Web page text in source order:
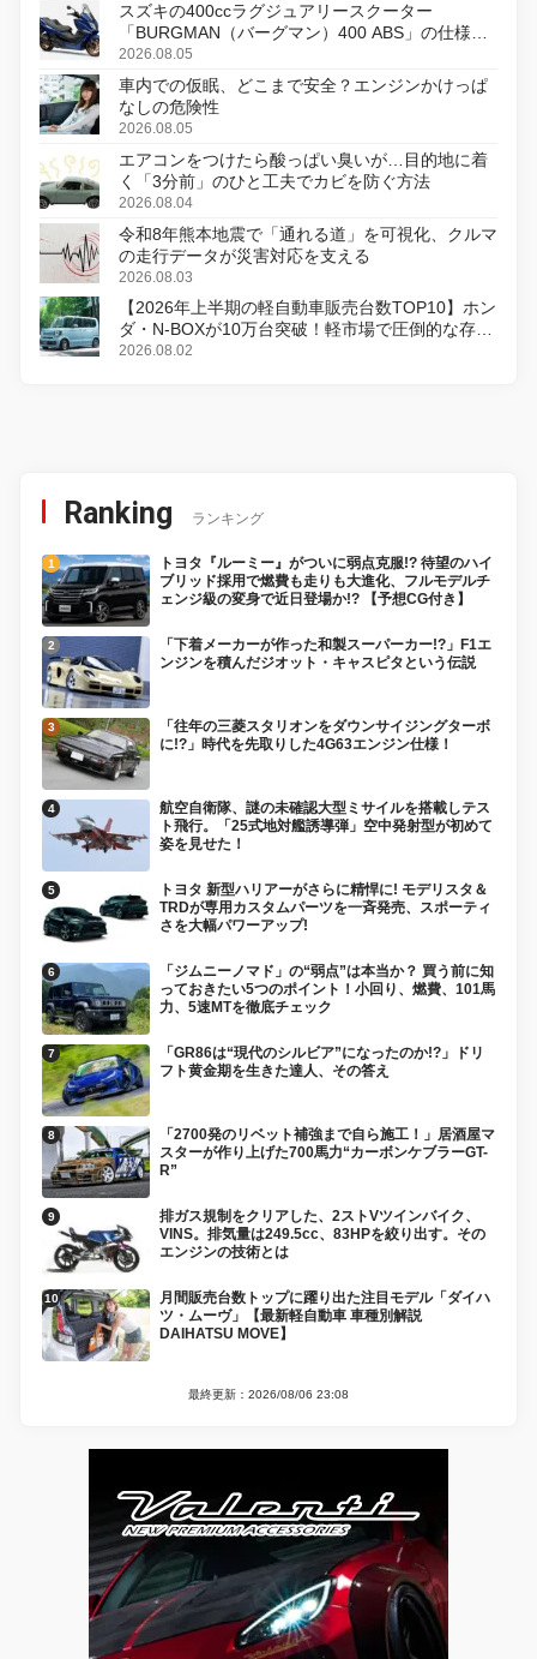
スズキの400ccラグジュアリースクーター
「BURGMAN（バーグマン）400 ABS」の仕様を
変更し、8月18日に発売
2026.08.05
車内での仮眠、どこまで安全？エンジンかけっぱ
なしの危険性
2026.08.05
エアコンをつけたら酸っぱい臭いが…目的地に着
く「3分前」のひと工夫でカビを防ぐ方法
2026.08.04
令和8年熊本地震で「通れる道」を可視化、クルマ
の走行データが災害対応を支える
2026.08.03
【2026年上半期の軽自動車販売台数TOP10】ホン
ダ・N-BOXが10万台突破！軽市場で圧倒的な存在
感
2026.08.02
Ranking ランキング
トヨタ『ルーミー』がついに弱点克服!? 待望のハイ
ブリッド採用で燃費も走りも大進化、フルモデルチ
ェンジ級の変身で近日登場か!? 【予想CG付き】
「下着メーカーが作った和製スーパーカー!?」F1エ
ンジンを積んだジオット・キャスピタという伝説
「往年の三菱スタリオンをダウンサイジングターボ
に!?」時代を先取りした4G63エンジン仕様！
航空自衛隊、謎の未確認大型ミサイルを搭載しテス
ト飛行。「25式地対艦誘導弾」空中発射型が初めて
姿を見せた！
トヨタ 新型ハリアーがさらに精悍に! モデリスタ＆
TRDが専用カスタムパーツを一斉発売、スポーティ
さを大幅パワーアップ!
「ジムニーノマド」の“弱点”は本当か？ 買う前に知
っておきたい5つのポイント！小回り、燃費、101馬
力、5速MTを徹底チェック
「GR86は“現代のシルビア”になったのか!?」ドリ
フト黄金期を生きた達人、その答え
「2700発のリベット補強まで自ら施工！」居酒屋マ
スターが作り上げた700馬力“カーボンケブラーGT-
R”
排ガス規制をクリアした、2ストVツインバイク、
VINS。排気量は249.5cc、83HPを絞り出す。その
エンジンの技術とは
月間販売台数トップに躍り出た注目モデル「ダイハ
ツ・ムーヴ」【最新軽自動車 車種別解説
DAIHATSU MOVE】
最終更新：2026/08/06 23:08